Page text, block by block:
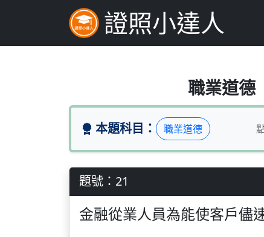
證照小達人
金融從業人員為
職業道德
本題科目： 職業道德
題號：21
金融從業人員為能使客戶儘